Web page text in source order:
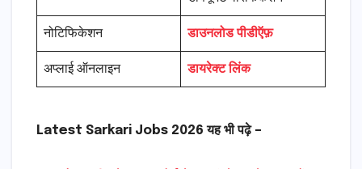
नोटिफिकेशन डाउनलोड पीडीऍफ़
अप्लाई ऑनलाइन डायरेक्ट लिंक
Latest Sarkari Jobs 2026 यह भी पढ़े –